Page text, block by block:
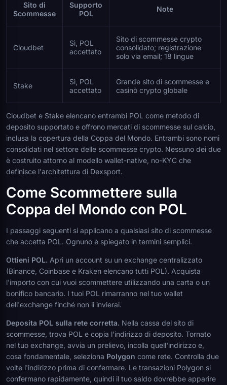
Sito di
Scommesse
Supporto
POL
Note
Cloudbet
Sì, POL
accettato
Sito di scommesse crypto
consolidato; registrazione
solo via email; 18 lingue
Stake
Sì, POL
accettato
Grande sito di scommesse e
casinò crypto globale
Cloudbet e Stake elencano entrambi POL come metodo di
deposito supportato e offrono mercati di scommesse sul calcio,
inclusa la copertura della Coppa del Mondo. Entrambi sono nomi
consolidati nel settore delle scommesse crypto. Nessuno dei due
è costruito attorno al modello wallet-native, no-KYC che
definisce l'architettura di Dexsport.
Come Scommettere sulla
Coppa del Mondo con POL
I passaggi seguenti si applicano a qualsiasi sito di scommesse
che accetta POL. Ognuno è spiegato in termini semplici.
Ottieni POL. Apri un account su un exchange centralizzato
(Binance, Coinbase e Kraken elencano tutti POL). Acquista
l'importo con cui vuoi scommettere utilizzando una carta o un
bonifico bancario. I tuoi POL rimarranno nel tuo wallet
dell'exchange finché non li invierai.
Deposita POL sulla rete corretta. Nella cassa del sito di
scommesse, trova POL e copia l'indirizzo di deposito. Tornato
nel tuo exchange, avvia un prelievo, incolla quell'indirizzo e,
cosa fondamentale, seleziona Polygon come rete. Controlla due
volte l'indirizzo prima di confermare. Le transazioni Polygon si
confermano rapidamente, quindi il tuo saldo dovrebbe apparire